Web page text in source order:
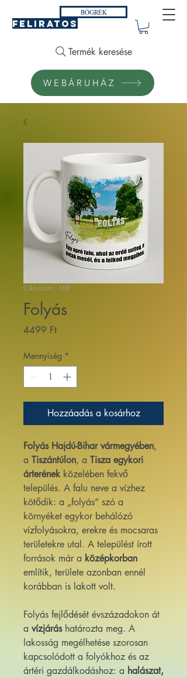
FELIRATOS
BÖGRÉK
Termék keresése
WEBÁRUHÁZ
Cikkszám: 168
Folyás
4499 FtÁr
Mennyiség *
Hozzáadás a kosárhoz
Folyás Hajdú-Bihar vármegyében,
a Tiszántúlon, a Tisza egykori
árterének közelében fekvő
település. A falu neve a vízhez
kötődik: a „folyás” szó a
környéket egykor behálózó
vízfolyásokra, erekre és mocsaras
területekre utal. A települést írott
források már a középkorban
említik, területe azonban ennél
korábban is lakott volt.
Folyás fejlődését évszázadokon át
a vízjáráshatározta meg. A
lakosság megélhetése szorosan
kapcsolódott a folyókhoz és az
ártéri gazdálkodáshoz: a halászat,